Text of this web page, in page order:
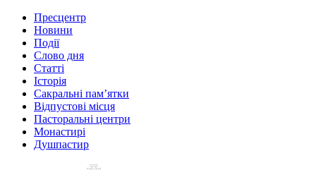
Пресцентр
Новини
Події
Слово дня
Статті
Історія
Сакральні пам’ятки
Відпустові місця
Пасторальні центри
Монастирі
Душпастир